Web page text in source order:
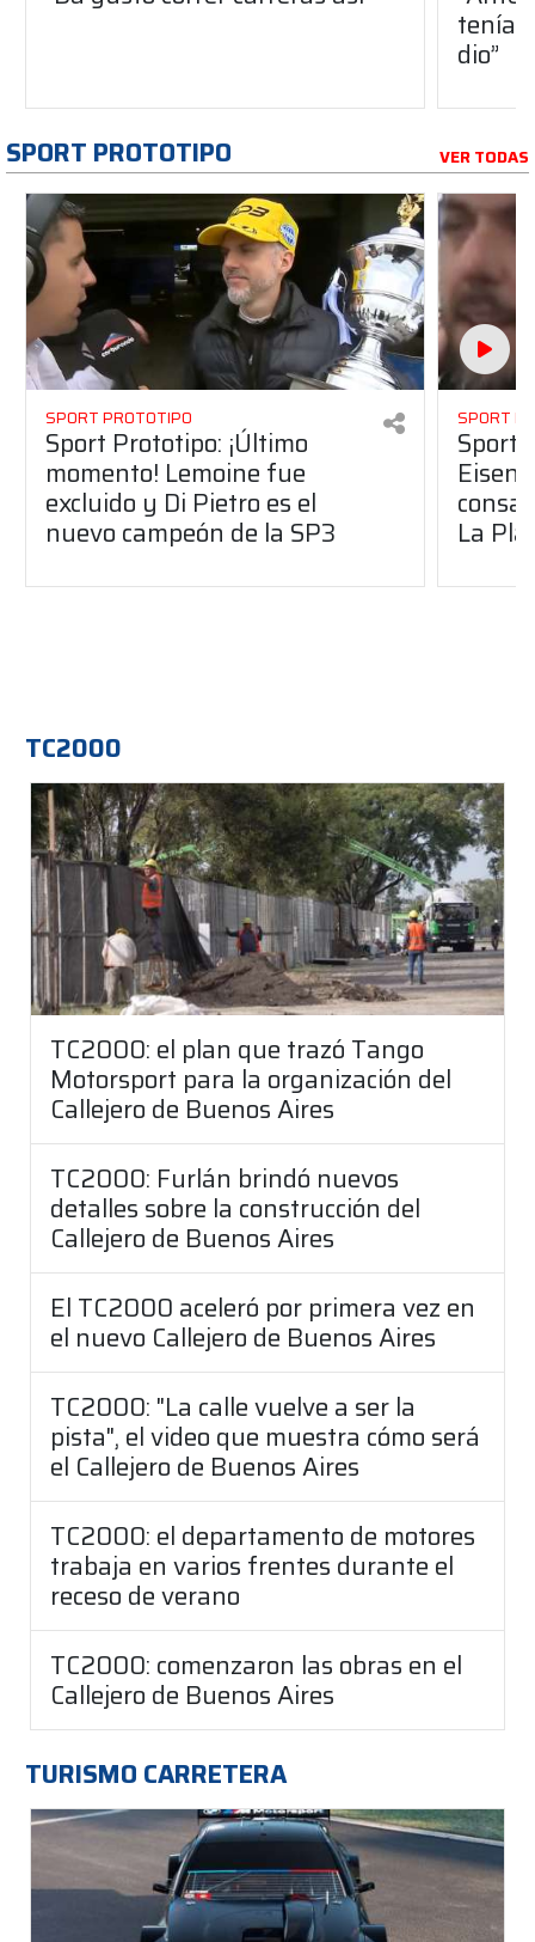
dio”
SPORT PROTOTIPO VER TODAS
SPORT PROTOTIPO
Sport Prototipo: ¡Último
momento! Lemoine fue
excluido y Di Pietro es el
nuevo campeón de la SP3
SPORT
Sport
La
TC2000
TC2000: el plan que trazó Tango
Motorsport para la organización del
Callejero de Buenos Aires
TC2000: Furlán brindó nuevos
detalles sobre la construcción del
Callejero de Buenos Aires
El TC2000 aceleró por primera vez en
el nuevo Callejero de Buenos Aires
TC2000: "La calle vuelve a ser la
pista", el video que muestra cómo será
el Callejero de Buenos Aires
TC2000: el departamento de motores
trabaja en varios frentes durante el
receso de verano
TC2000: comenzaron las obras en el
Callejero de Buenos Aires
TURISMO CARRETERA